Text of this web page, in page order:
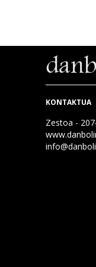
KONTAKTUA
Zestoa -